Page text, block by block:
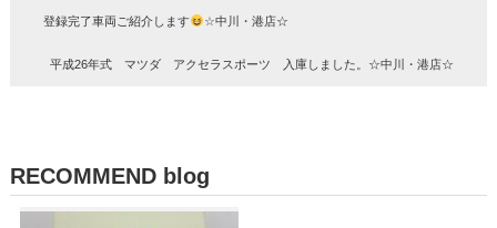
登録完了車両ご紹介します ☆中川・港店☆
平成26年式 マツダ アクセラスポーツ 入庫しました。☆中川・港店☆
RECOMMEND blog